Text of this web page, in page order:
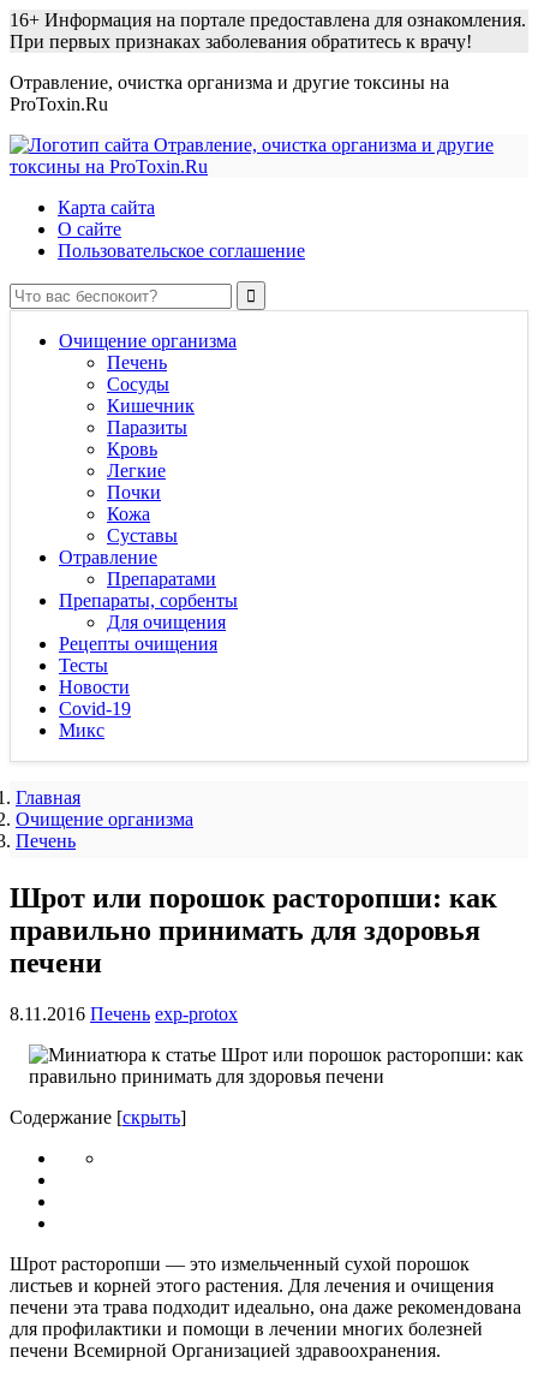
16+ Информация на портале предоставлена для ознакомления.
При первых признаках заболевания обратитесь к врачу!
Отравление, очистка организма и другие токсины на
ProToxin.Ru
Карта сайта
О сайте
Пользовательское соглашение
Очищение организма
Печень
Сосуды
Кишечник
Паразиты
Кровь
Легкие
Почки
Кожа
Суставы
Отравление
Препаратами
Препараты, сорбенты
Для очищения
Рецепты очищения
Тесты
Новости
Covid-19
Микс
Главная
Очищение организма
Печень
Шрот или порошок расторопши: как
правильно принимать для здоровья
печени
8.11.2016 Печень exp-protox
Содержание [скрыть]
Шрот расторопши — это измельченный сухой порошок
листьев и корней этого растения. Для лечения и очищения
печени эта трава подходит идеально, она даже рекомендована
для профилактики и помощи в лечении многих болезней
печени Всемирной Организацией здравоохранения.